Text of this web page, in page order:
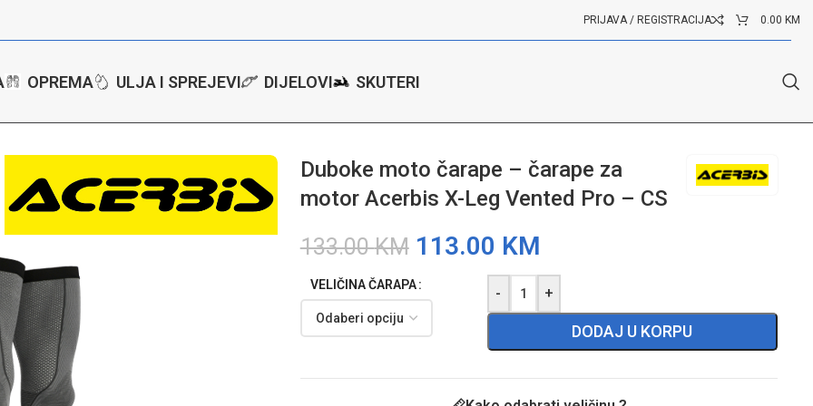
PRIJAVA / REGISTRACIJA 0.00 KM
OPREMA ULJA I SPREJEVI DIJELOVI SKUTERI
Duboke moto čarape – čarape za
motor Acerbis X-Leg Vented Pro – CS
133.00KM 113.00 KM
VELIČINA ČARAPA - +
DODAJ U KORPU